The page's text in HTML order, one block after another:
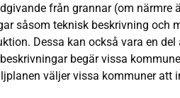
från grannar (om
såsom teknisk beskrivning och
Dessa kan också vara en
begär vissa
väljer vissa kommuner att